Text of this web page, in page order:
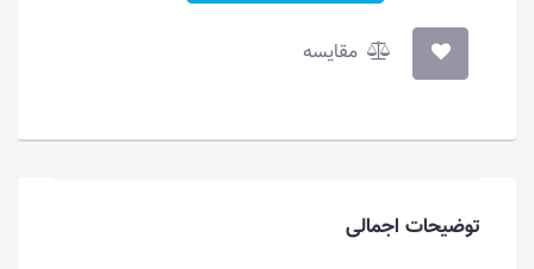
مقایسه
توضیحات اجمالی